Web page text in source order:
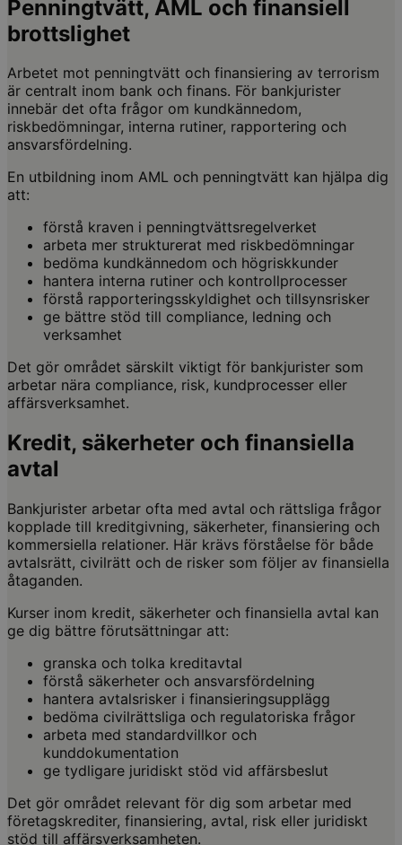
Penningtvätt, AML och finansiell
brottslighet
Arbetet mot penningtvätt och finansiering av terrorism
är centralt inom bank och finans. För bankjurister
innebär det ofta frågor om kundkännedom,
riskbedömningar, interna rutiner, rapportering och
ansvarsfördelning.
En utbildning inom AML och penningtvätt kan hjälpa dig
att:
förstå kraven i penningtvättsregelverket
arbeta mer strukturerat med riskbedömningar
bedöma kundkännedom och högriskkunder
hantera interna rutiner och kontrollprocesser
förstå rapporteringsskyldighet och tillsynsrisker
ge bättre stöd till compliance, ledning och
verksamhet
Det gör området särskilt viktigt för bankjurister som
arbetar nära compliance, risk, kundprocesser eller
affärsverksamhet.
Kredit, säkerheter och finansiella
avtal
Bankjurister arbetar ofta med avtal och rättsliga frågor
kopplade till kreditgivning, säkerheter, finansiering och
kommersiella relationer. Här krävs förståelse för både
avtalsrätt, civilrätt och de risker som följer av finansiella
åtaganden.
Kurser inom kredit, säkerheter och finansiella avtal kan
ge dig bättre förutsättningar att:
granska och tolka kreditavtal
förstå säkerheter och ansvarsfördelning
hantera avtalsrisker i finansieringsupplägg
bedöma civilrättsliga och regulatoriska frågor
arbeta med standardvillkor och
kunddokumentation
ge tydligare juridiskt stöd vid affärsbeslut
Det gör området relevant för dig som arbetar med
företagskrediter, finansiering, avtal, risk eller juridiskt
stöd till affärsverksamheten.